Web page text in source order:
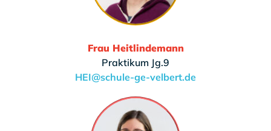
Frau Heitlindemann
Praktikum Jg.9
HEI@schule-ge-velbert.de